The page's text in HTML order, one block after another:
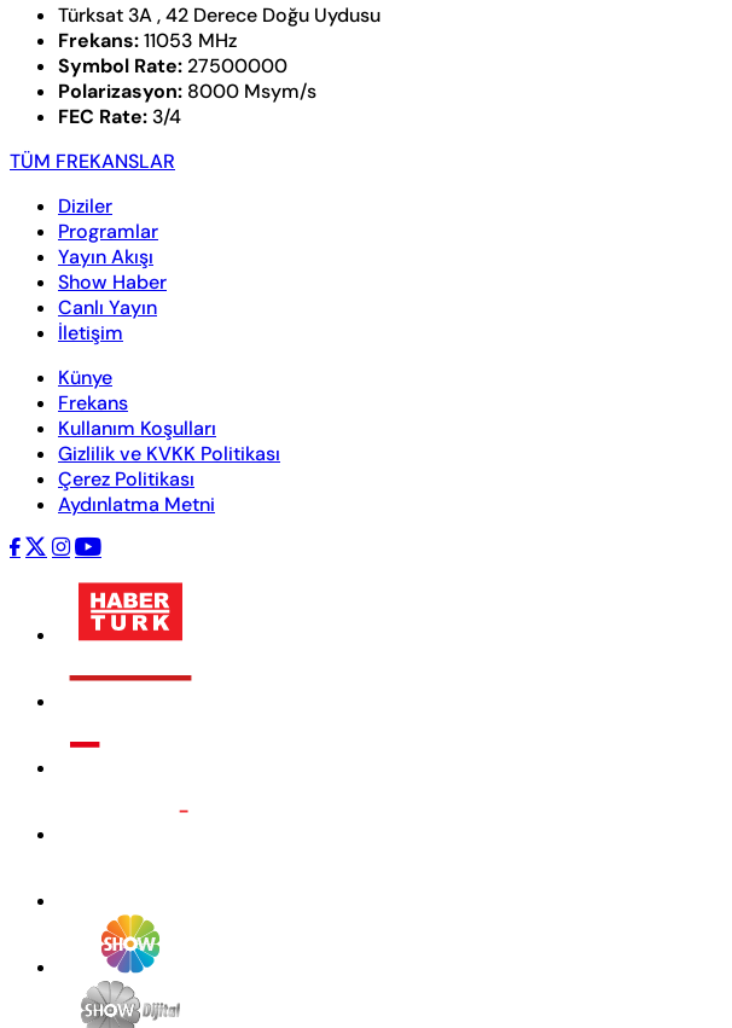
Türksat 3A , 42 Derece Doğu Uydusu
Frekans:11053 MHz
Symbol Rate: 27500000
Polarizasyon: 8000 Msym/s
FEC Rate: 3/4
TÜM FREKANSLAR
Diziler
Programlar
Yayın Akışı
Show Haber
Canlı Yayın
İletişim
Künye
Frekans
Kullanım Koşulları
Gizlilik ve KVKK Politikası
Çerez Politikası
Aydınlatma Metni